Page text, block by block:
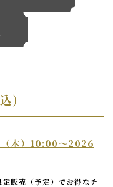
)
木）10:00～2026
販売（予定）でお得なチ